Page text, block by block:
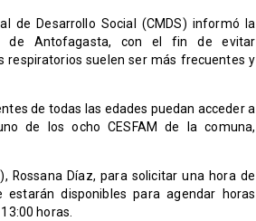
de Desarrollo Social (CMDS) informó la
de Antofagasta, con el fin de evitar
respiratorios suelen ser más frecuentes y
de todas las edades puedan acceder a
de los ocho CESFAM de la comuna,
Rossana Díaz, para solicitar una hora de
estarán disponibles para agendar horas
horas.